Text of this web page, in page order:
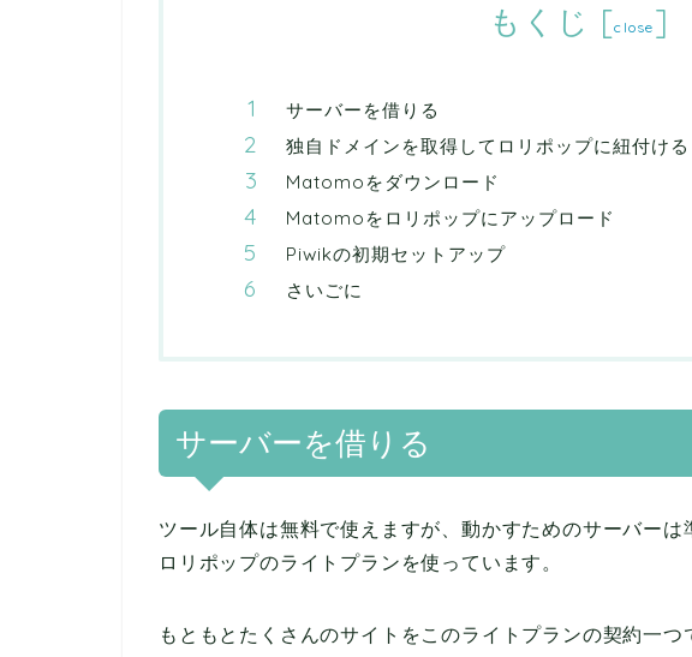
もくじ [close ]
サーバーを借りる
独自ドメインを取得してロリポップに紐付ける
Matomoをダウンロード
Matomoをロリポップにアップロード
Piwikの初期セットアップ
さいごに
サーバーを借りる
ツール自体は無料で使えますが、動かすためのサーバー
ロリポップのライトプランを使っています。
もともとたくさんのサイトをこのライトプランの契約一